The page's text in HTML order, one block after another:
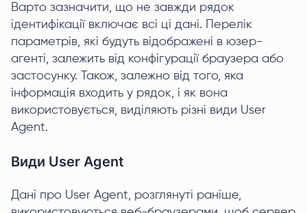
Варто зазначити, що не завжди рядок
ідентифікації включає всі ці дані. Перелік
параметрів, які будуть відображені в юзер-
агенті, залежить від конфігурації браузера або
застосунку. Також, залежно від того, яка
інформація входить у рядок, і як вона
використовується, виділяють різні види User
Agent.
Види User Agent
Дані про User Agent, розглянуті раніше,